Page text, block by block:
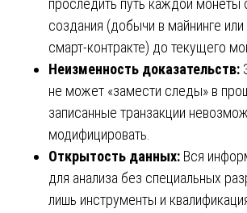
проследить путь каждой монеты
создания (добычи в майнинге
смарт-контракте) до текущего
Неизменность доказательств:
не может «замести следы» в
записанные транзакции
модифицировать.
Открытость данных: Вся
для анализа без специальных
лишь инструменты и